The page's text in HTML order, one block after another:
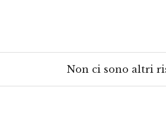
Non ci sono altri